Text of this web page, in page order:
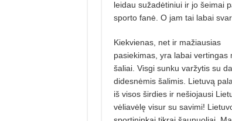
leidau sužadėtiniui ir jo šeimai
sporto fanė. O jam tai labai
Kiekvienas, net ir mažiausias
pasiekimas, yra labai vertingas
šaliai. Visgi sunku varžytis su
didesnėmis šalimis. Lietuvą
iš visos širdies ir nešiojausi
vėliavėlę visur su savimi!